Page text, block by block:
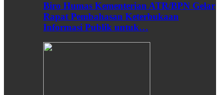
Biro Humas Kementerian ATR/BPN Gelar
Rapat Pembahasan Keterbukaan
Informasi Publik untuk…